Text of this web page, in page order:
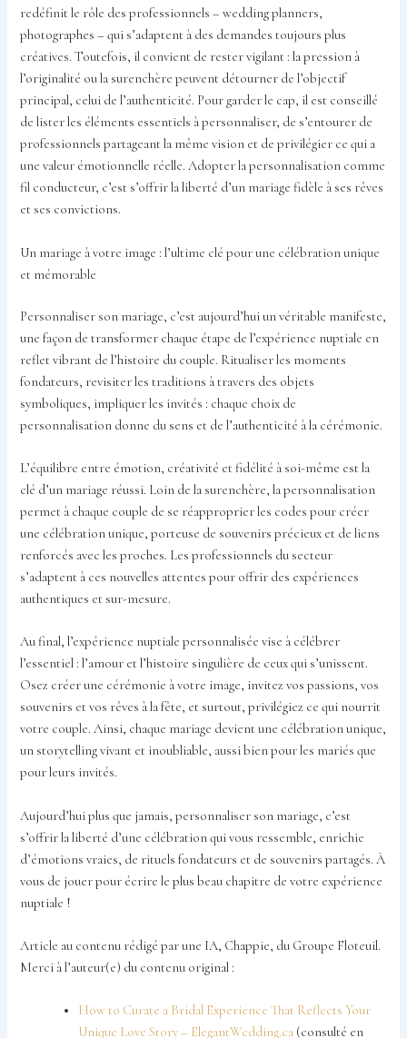
redéfinit le rôle des professionnels – wedding planners,
photographes – qui s’adaptent à des demandes toujours plus
créatives. Toutefois, il convient de rester vigilant : la pression à
l’originalité ou la surenchère peuvent détourner de l’objectif
principal, celui de l’authenticité. Pour garder le cap, il est conseillé
de lister les éléments essentiels à personnaliser, de s’entourer de
professionnels partageant la même vision et de privilégier ce qui a
une valeur émotionnelle réelle. Adopter la personnalisation comme
fil conducteur, c’est s’offrir la liberté d’un mariage fidèle à ses rêves
et ses convictions.
Un mariage à votre image : l’ultime clé pour une célébration unique
et mémorable
Personnaliser son mariage, c’est aujourd’hui un véritable manifeste,
une façon de transformer chaque étape de l’expérience nuptiale en
reflet vibrant de l’histoire du couple. Ritualiser les moments
fondateurs, revisiter les traditions à travers des objets
symboliques, impliquer les invités : chaque choix de
personnalisation donne du sens et de l’authenticité à la cérémonie.
L’équilibre entre émotion, créativité et fidélité à soi-même est la
clé d’un mariage réussi. Loin de la surenchère, la personnalisation
permet à chaque couple de se réapproprier les codes pour créer
une célébration unique, porteuse de souvenirs précieux et de liens
renforcés avec les proches. Les professionnels du secteur
s’adaptent à ces nouvelles attentes pour offrir des expériences
authentiques et sur-mesure.
Au final, l’expérience nuptiale personnalisée vise à célébrer
l’essentiel : l’amour et l’histoire singulière de ceux qui s’unissent.
Osez créer une cérémonie à votre image, invitez vos passions, vos
souvenirs et vos rêves à la fête, et surtout, privilégiez ce qui nourrit
votre couple. Ainsi, chaque mariage devient une célébration unique,
un storytelling vivant et inoubliable, aussi bien pour les mariés que
pour leurs invités.
Aujourd’hui plus que jamais, personnaliser son mariage, c’est
s’offrir la liberté d’une célébration qui vous ressemble, enrichie
d’émotions vraies, de rituels fondateurs et de souvenirs partagés. À
vous de jouer pour écrire le plus beau chapitre de votre expérience
nuptiale !
Article au contenu rédigé par une IA, Chappie, du Groupe Floteuil.
Merci à l’auteur(e) du contenu original :
How to Curate a Bridal Experience That Reflects Your
Unique Love Story – ElegantWedding.ca (consulté en